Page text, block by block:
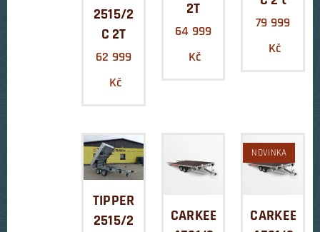
2515/2
C 2T
62 999
Kč
2T
64 999
Kč
79 999
Kč
TIPPER
2515/2
CARKEEPER
CARKEEPER
NOVINKA